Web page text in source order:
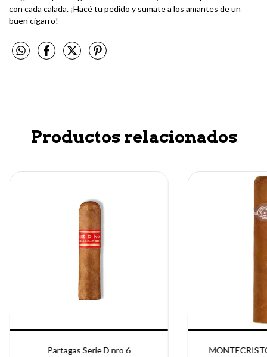
con cada calada. ¡Hacé tu pedido y sumate a los amantes de un
buen cigarro!
Productos relacionados
Partagas Serie D nro 6